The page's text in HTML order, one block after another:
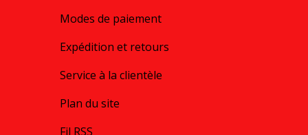
Modes de paiement
Expédition et retours
Service à la clientèle
Plan du site
Fil RSS